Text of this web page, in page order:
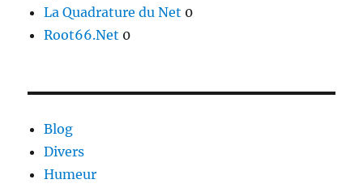
La Quadrature du Net 0
Root66.Net 0
Blog
Divers
Humeur